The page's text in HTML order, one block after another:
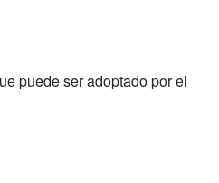
puede ser adoptado por el